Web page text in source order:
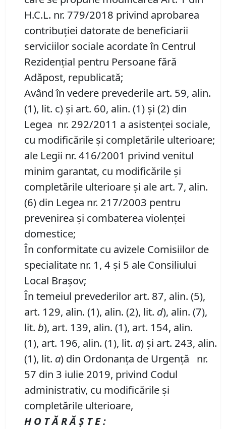
H.C.L. nr. 779/2018 privind aprobarea
contribuţiei datorate de beneficiarii
serviciilor sociale acordate în Centrul
Rezidenţial pentru Persoane fără
Adăpost, republicată;
Având în vedere prevederile art. 59, alin.
(1), lit. c) și art. 60, alin. (1) și (2) din
Legea nr. 292/2011 a asistenţei sociale,
cu modificările și completările ulterioare;
ale Legii nr. 416/2001 privind venitul
minim garantat, cu modificările și
completările ulterioare și ale art. 7, alin.
(6) din Legea nr. 217/2003 pentru
prevenirea şi combaterea violenţei
domestice;
În conformitate cu avizele Comisiilor de
specialitate nr. 1, 4 și 5 ale Consiliului
Local Brașov;
În temeiul prevederilor art. 87, alin. (5),
art. 129, alin. (1), alin. (2), lit. d), alin. (7),
lit. b), art. 139, alin. (1), art. 154, alin.
(1), art. 196, alin. (1), lit. a) și art. 243, alin.
(1), lit. a) din Ordonanța de Urgență nr.
57 din 3 iulie 2019, privind Codul
administrativ, cu modificările și
completările ulterioare,
H O T Ă R Ă Ş T E :